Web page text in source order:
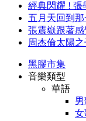
經典閃耀 ! 張
五月天回到
張震嶽跟著
周杰倫太陽
黑膠市集
音樂類型
華語
女